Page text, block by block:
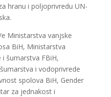
hranu i poljoprivredu UN-
Ministarstva vanjske
BiH, Ministarstva
šumarstva FBiH,
i vodoprivrede
spolova BiH, Gender
za jednakost i